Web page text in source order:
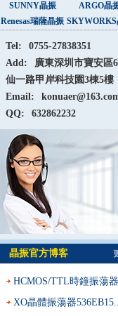
SUNNY晶振
ARGO晶
Renesas瑞薩晶振 SKYWORKS
Tel:
0755-27838351
Add:
廣東深圳市寶安區
仙一路甲岸科技園3棟5樓
Email:
QQ:
632862232
晶振官方博客
HCMOS/TTL時鐘振蕩
XO晶體振蕩器